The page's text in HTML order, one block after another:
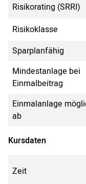
Risikorating (SRRI)
Risikoklasse
Sparplanfähig
Mindestanlage bei
Einmalbeitrag
Einmalanlage
ab
Kursdaten
Zeit